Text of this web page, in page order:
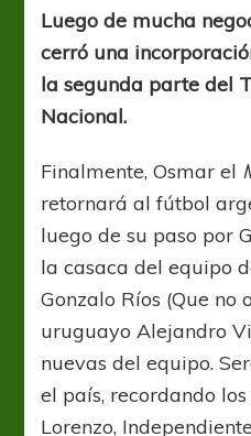
Luego de mucha
cerró una
la segunda parte del
Nacional.
Finalmente, Osmar el
retornará al fútbol
luego de su paso por
la casaca del equipo
Gonzalo Ríos (Que no
uruguayo Alejandro
nuevas del equipo.
el país, recordando
Lorenzo,